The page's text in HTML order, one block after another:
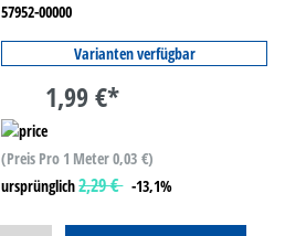
57952-00000
Varianten verfügbar
1,99 €*
(Preis Pro 1 Meter 0,03 €)
ursprünglich2,29 € -13,1%